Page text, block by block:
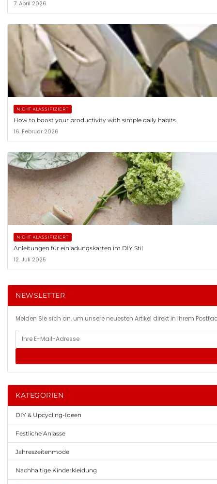
7. April 2026
NICHT KLASSIFIZIERT
How to boost your productivity with simple daily habits
16. Februar 2026
NICHT KLASSIFIZIERT
Anleitungen für einladungskarten im DIY Stil
12. Juli 2025
NEWSLETTER
Melden Sie sich an, um unsere neuesten Artikel direkt in Ihrem
KATEGORIEN
DIY & Upcycling-Ideen
Festliche Anlässe
Jahreszeitenmode
Nachhaltige Kinderkleidung